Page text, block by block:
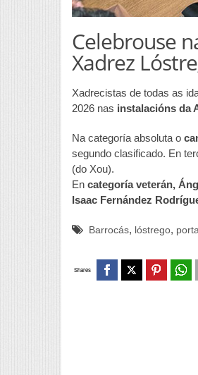
Celebrouse
Xadrez
Xadrecistas de todas as
2026 nas instalacións da
Na categoría absoluta o
segundo clasificado. En
(do Xou).
En categoría veterán,
Isaac Fernández
Barrocás, lóstrego,
Shares